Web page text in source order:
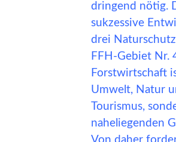
dringend nötig.
sukzessive
drei
FFH-Gebiet Nr.
Forstwirtschaft
Umwelt, Natur
Tourismus,
naheliegenden